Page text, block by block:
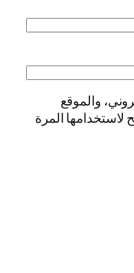
والموقع
لاستخدامها المرة